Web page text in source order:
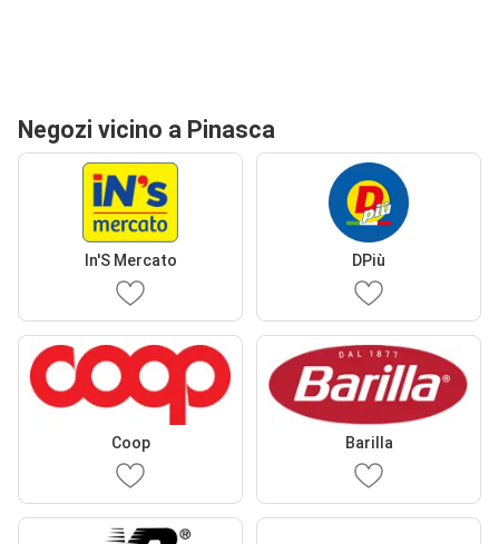
Negozi vicino a Pinasca
In'S Mercato DPiù
Coop Barilla